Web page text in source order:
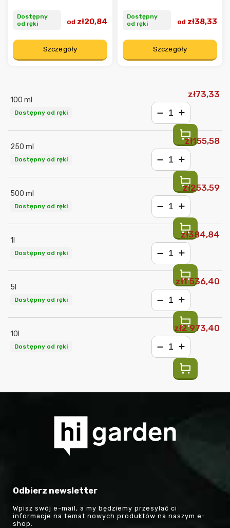
Dostępny
od ręki
od zł20,84
Szczegóły
Dostępny
od ręki
od zł38,33
Szczegóły
100 ml
Dostępny od ręki
zł73,33
250 ml
Dostępny od ręki
zł155,58
500 ml
Dostępny od ręki
zł253,59
1l
Dostępny od ręki
zł384,84
5l
Dostępny od ręki
zł1 536,40
10l
Dostępny od ręki
zł2 973,40
Odbierz newsletter
Wpisz swój e-mail, a my będziemy przesyłać ci
informacje na temat nowych produktów na naszym e-
shop.